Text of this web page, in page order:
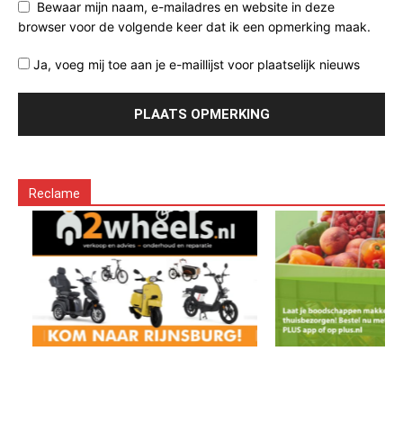
Bewaar mijn naam, e-mailadres en website in deze
browser voor de volgende keer dat ik een opmerking maak.
Ja, voeg mij toe aan je e-maillijst voor plaatselijk nieuws
Reclame